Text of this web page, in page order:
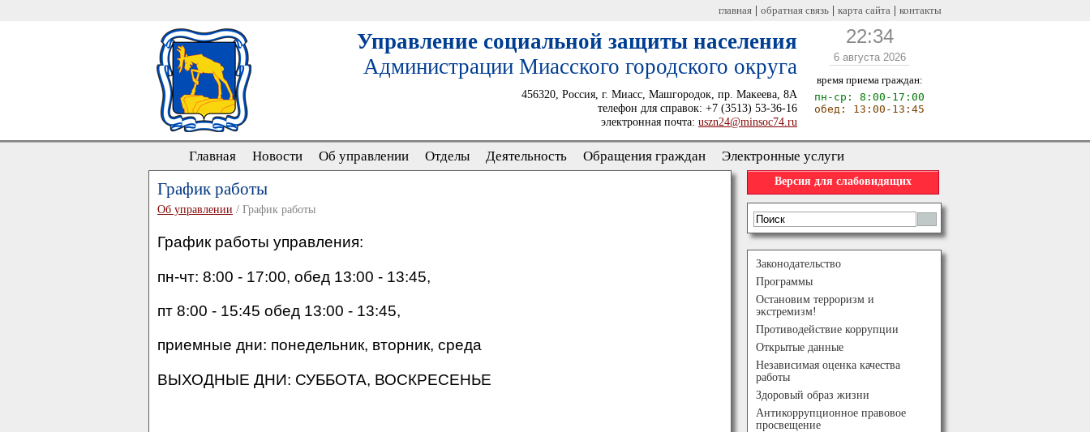
главная | обратная связь | карта сайта | контакты
Управление социальной защиты населения
Администрации Миасского городского округа
456320, Россия, г. Миасс, Машгородок, пр. Макеева, 8А
телефон для справок: +7 (3513) 53-36-16
электронная почта: uszn24@minsoc74.ru
22:34
6 августа 2026
время приема граждан:
пн-ср: 8:00-17:00
обед: 13:00-13:45
Главная Новости Об управлении Отделы Деятельность Обращения граждан Электронные услуги
График работы
Об управлении / График работы
График работы управления:
пн-чт: 8:00 - 17:00, обед 13:00 - 13:45,
пт 8:00 - 15:45 обед 13:00 - 13:45,
приемные дни: понедельник, вторник, среда
ВЫХОДНЫЕ ДНИ: СУББОТА, ВОСКРЕСЕНЬЕ
Версия для слабовидящих
Законодательство
Программы
Остановим терроризм и
экстремизм!
Противодействие коррупции
Открытые данные
Независимая оценка качества
работы
Здоровый образ жизни
Антикоррупционное правовое
просвещение